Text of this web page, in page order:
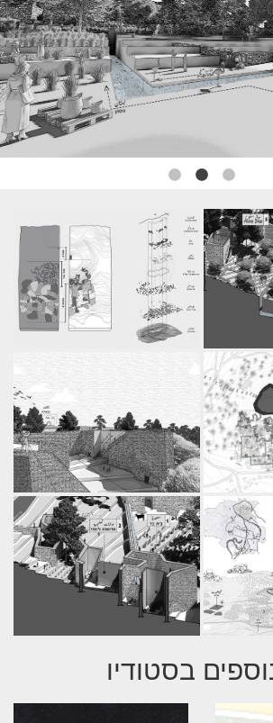
בסטודיו